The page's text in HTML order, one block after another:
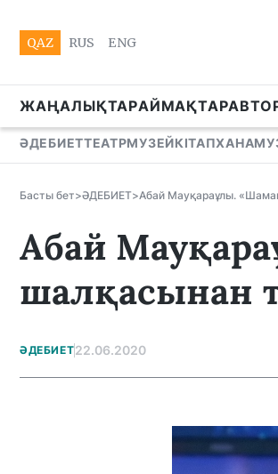
QAZ RUS ENG
ЖАҢАЛЫҚТАРАЙМАҚТАР
ӘДЕБИЕТТЕАТРМУЗЕЙКІТАПХАНА
Басты бет>ӘДЕБИЕТ>Абай Мауқараұлы.
Абай
шалқасынан
ӘДЕБИЕТ22.06.2020